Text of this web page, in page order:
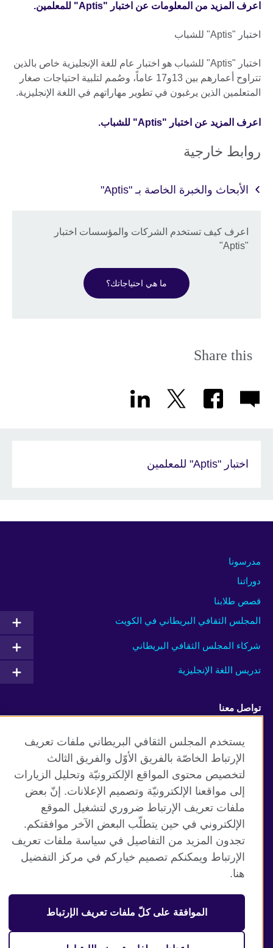
اعرف المزيد من المعلومات عن اختبار "Aptis" للمعلمين.
اختبار "Aptis" للشباب
اختبار "Aptis" للشباب هو اختبار عام للغة الإنجليزية خاص بالذين
تتراوح أعمارهم بين 13و17 عاماً، وصُمم لتلبية احتياجات صغار
المتعلمين الذين يرغبون في تطوير مهاراتهم في اللغة الإنجليزية.
اعرف المزيد عن اختبار "Aptis" للشباب.
روابط خارجية
الأبحاث والخبرة الخاصة بـ "Aptis"
اعرف كيف تستخدم الشركات والمؤسسات اختبار
"Aptis"
ما هي احتياجاتك؟
Share this
اختبار "Aptis" للمعلمين
مدرسونا
دوراتنا
قصص طلابنا
المجلس الثقافي البريطاني في الكويت
شركاء المجلس الثقافي البريطاني
تدريس اللغة الإنجليزية
تواصل معنا
Facebook Instagram
Twitter TikTok
موقع المجلس الثقافي البريطاني العالمي
الخصوصية وشروط الاستخدام
ملفات تعريف الإرتباط
خريطة الموقع
منظمة المملكة المتحدة الدولية للعلاقات الثقافية والفرص
يستخدم المجلس الثقافي البريطاني ملفات تعريف
الإرتباط الخاصّة بالفريق الأوّل والفريق الثالث
لتخصيص محتوى المواقع الإلكترونيّة وتحليل الزيارات
إلى مواقعنا الإلكترونيّة وتصميم الإعلانات. إنّ بعض
ملفات تعريف الإرتباط ضروري لتشغيل الموقع
الإلكتروني في حين يتطلّب البعض الآخر موافقتكم.
تجدون المزيد من التفاصيل في سياسة ملفات تعريف
الإرتباط ويمكنكم تصميم خياركم في مركز التفضيل
هنا.
الموافقة على كلّ ملفات تعريف الإرتباط